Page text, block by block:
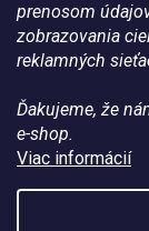
prenosom
zobrazovania
reklamných
Ďakujeme, že
e-shop.
Viac informácií
Copyright 2026